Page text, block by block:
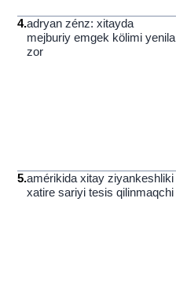
4.adryan zénz: xitayda
mejburiy emgek kölimi yenila
zor
5.amérikida xitay ziyankeshliki
xatire sariyi tesis qilinmaqchi